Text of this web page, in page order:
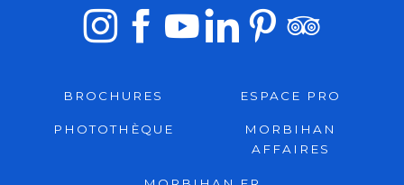
BROCHURES ESPACE PRO
PHOTOTHÈQUE
MORBIHAN
AFFAIRES